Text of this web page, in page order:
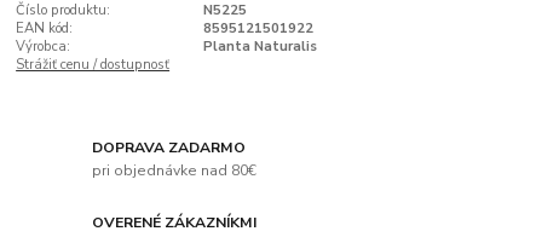
Číslo produktu:
N5225
EAN kód:
8595121501922
Výrobca:
Planta Naturalis
Strážiť cenu / dostupnosť
DOPRAVA ZADARMO
pri objednávke nad 80€
OVERENÉ ZÁKAZNÍKMI